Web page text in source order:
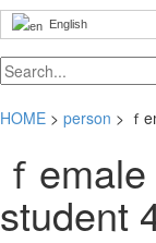
English
HOME > person > ｆ
ｆ
student